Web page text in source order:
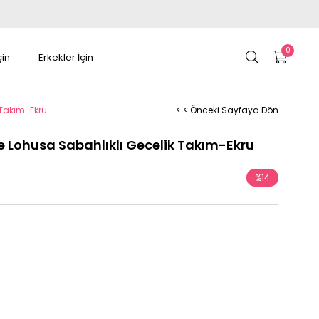
0
Erkekler İçin
Ekru < < Önceki Sayfaya Dön
Sabahlıklı Gecelik Takım-Ekru
%14